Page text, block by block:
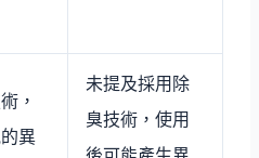
，
異
未提及採用除
臭技術，使用